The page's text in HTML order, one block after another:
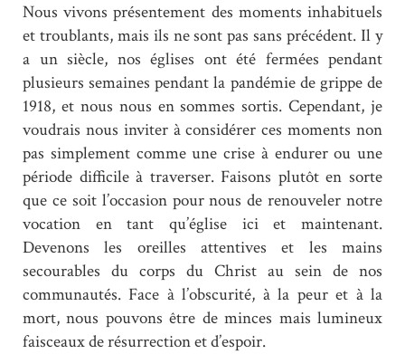
Nous vivons présentement des moments inhabituels
et troublants, mais ils ne sont pas sans précédent. Il y
a un siècle, nos églises ont été fermées pendant
plusieurs semaines pendant la pandémie de grippe de
1918, et nous nous en sommes sortis. Cependant, je
voudrais nous inviter à considérer ces moments non
pas simplement comme une crise à endurer ou une
période difficile à traverser. Faisons plutôt en sorte
que ce soit l’occasion pour nous de renouveler notre
vocation en tant qu’église ici et maintenant.
Devenons les oreilles attentives et les mains
secourables du corps du Christ au sein de nos
communautés. Face à l’obscurité, à la peur et à la
mort, nous pouvons être de minces mais lumineux
faisceaux de résurrection et d’espoir.